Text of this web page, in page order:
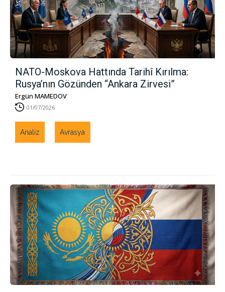
NATO-Moskova Hattında Tarihî Kırılma:
Rusya’nın Gözünden “Ankara Zirvesi”
Ergün MAMEDOV
01/07/2026
Analiz Avrasya